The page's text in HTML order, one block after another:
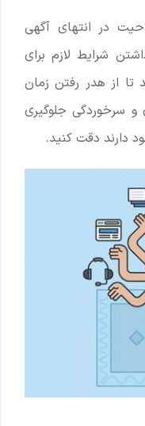
در انتهای آگهی
شرایط لازم برای
از هدر رفتن زمان
و سرخوردگی جلوگیری
دارند دقت کنید.